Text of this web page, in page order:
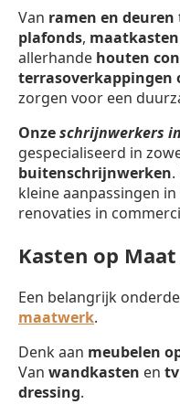
Van ramen en deuren
plafonds, maatkasten
allerhande houten
zorgen voor een
Onzeschrijnwerkers
gespecialiseerd in
buitenschrijnwerken
kleine aanpassingen
renovaties in
Kasten op
Een belangrijk
maatwerk.
Denk aan meubelen
Van wandkasten en
dressing.